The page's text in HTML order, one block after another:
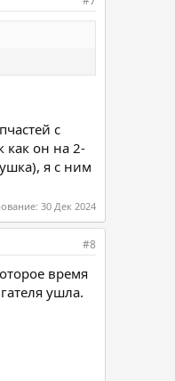
с
как он на 2-
я с ним
30 Дек 2024
#8
время
ушла.